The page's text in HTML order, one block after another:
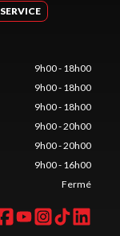
SERVICE
9h00 - 18h00
9h00 - 18h00
9h00 - 18h00
9h00 - 20h00
9h00 - 20h00
9h00 - 16h00
Fermé